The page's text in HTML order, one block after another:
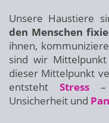
Unsere Haustiere
den Menschen
ihnen,
sind wir
dieser Mittelpunkt
entstehtStress –
Unsicherheit und